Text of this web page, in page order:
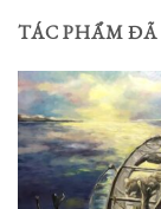
TÁC PHẨM